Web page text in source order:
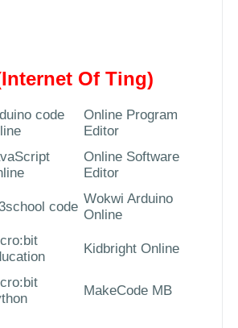
Of Ting)
code
Online Program
Editor
Online Software
Editor
code Wokwi Arduino
Online
Kidbright Online
MakeCode MB